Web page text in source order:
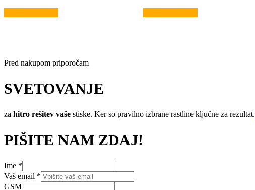
Pred nakupom priporočam
SVETOVANJE
za hitro rešitev vaše stiske. Ker so pravilno izbrane rastline ključne za rezultat.
PIŠITE NAM ZDAJ!
Ime *
Vaš email *
GSM